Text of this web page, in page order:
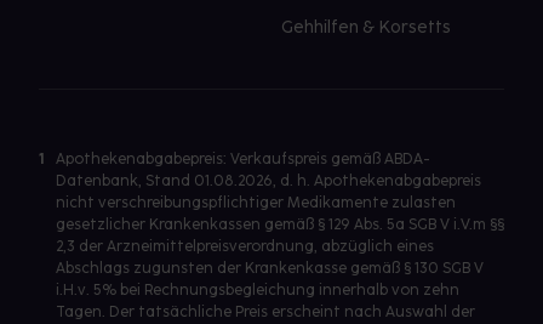
Gehhilfen & Korsetts
1
Apothekenabgabepreis: Verkaufspreis gemäß ABDA-
Datenbank, Stand 01.08.2026, d. h. Apothekenabgabepreis
nicht verschreibungspflichtiger Medikamente zulasten
gesetzlicher Krankenkassen gemäß § 129 Abs. 5a SGB V i.V.m §§
2,3 der Arzneimittelpreisverordnung, abzüglich eines
Abschlags zugunsten der Krankenkasse gemäß § 130 SGB V
i.H.v. 5% bei Rechnungsbegleichung innerhalb von zehn
Tagen. Der tatsächliche Preis erscheint nach Auswahl der